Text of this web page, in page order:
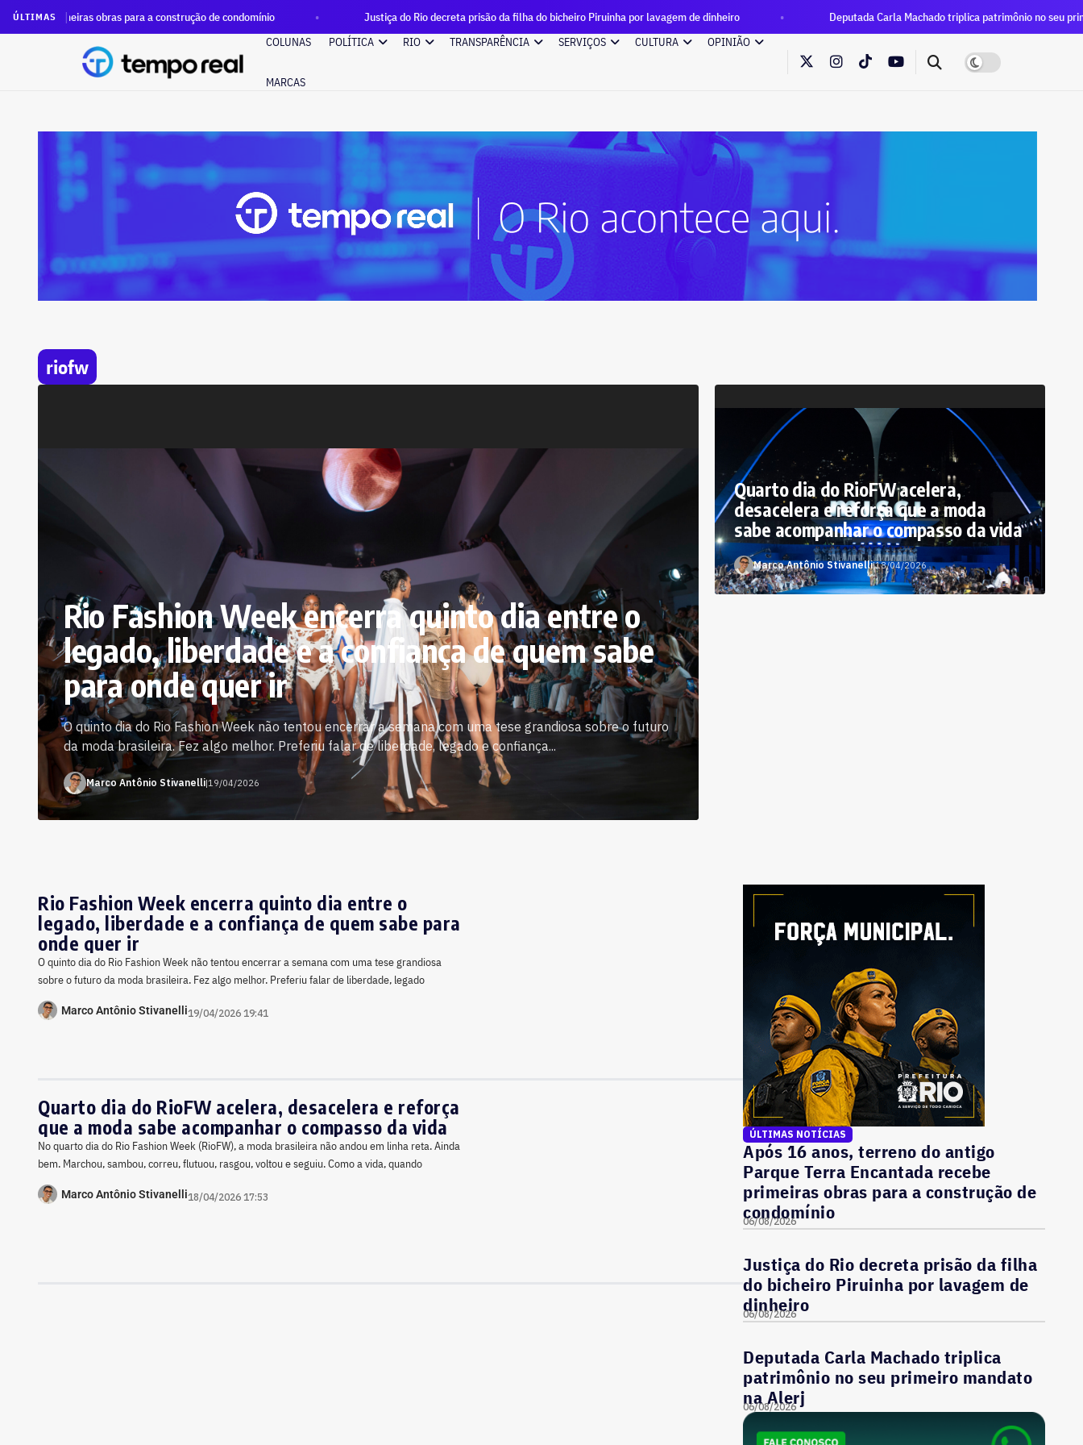
ÚLTIMASobras para a construção de condomínio Justiça do Rio decreta prisão da filha do bicheiro Piruinha por lavagem de dinheiro
Deputada Carla Machado triplica patrimônio no seu primeiro
COLUNAS
POLÍTICA RIO TRANSPARÊNCIA SERVIÇOS CULTURA OPINIÃO
MARCAS
riofw
Rio Fashion Week encerra quinto dia entre o
legado, liberdade e a confiança de quem sabe
para onde quer ir
O quinto dia do Rio Fashion Week não tentou encerrar a semana com uma tese grandiosa sobre o futuro
da moda brasileira. Fez algo melhor. Preferiu falar de liberdade, legado e confiança...
Marco Antônio Stivanelli|19/04/2026
Quarto dia do RioFW acelera,
desacelera e reforça que a moda
sabe acompanhar o compasso da vida
Marco Antônio Stivanelli|18/04/2026
Rio Fashion Week encerra quinto dia entre o
legado, liberdade e a confiança de quem sabe para
onde quer ir
O quinto dia do Rio Fashion Week não tentou encerrar a semana com uma tese grandiosa
sobre o futuro da moda brasileira. Fez algo melhor. Preferiu falar de liberdade, legado
Marco Antônio Stivanelli19/04/2026 19:41
Quarto dia do RioFW acelera, desacelera e reforça
que a moda sabe acompanhar o compasso da vida
No quarto dia do Rio Fashion Week (RioFW), a moda brasileira não andou em linha reta. Ainda
bem. Marchou, sambou, correu, flutuou, rasgou, voltou e seguiu. Como a vida, quando
Marco Antônio Stivanelli18/04/2026 17:53
ÚLTIMAS NOTÍCIAS
Após 16 anos, terreno do antigo
Parque Terra Encantada recebe
primeiras obras para a construção de
condomínio
06/08/2026
Justiça do Rio decreta prisão da filha
do bicheiro Piruinha por lavagem de
dinheiro
06/08/2026
Deputada Carla Machado triplica
patrimônio no seu primeiro mandato
na Alerj
06/08/2026